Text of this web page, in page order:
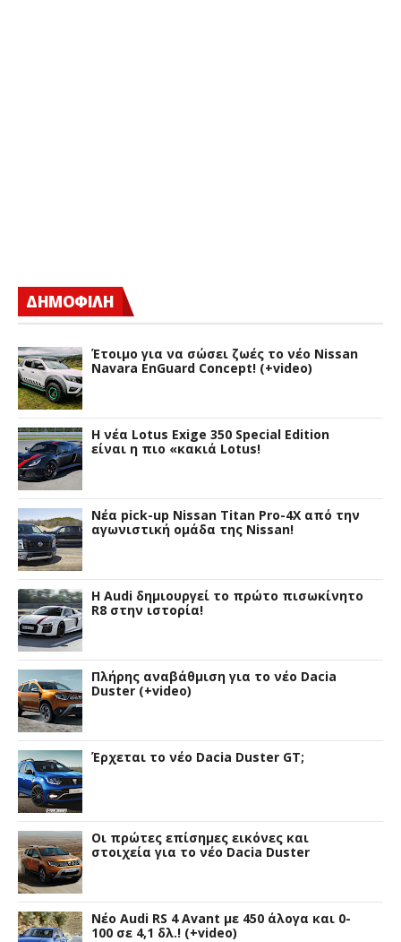
ΔΗΜΟΦΙΛΗ
Έτοιμο για να σώσει ζωές το νέο Nissan
Navara EnGuard Concept! (+video)
H νέα Lotus Exige 350 Special Edition
είναι η πιο «κακιά Lotus!
Νέα pick-up Nissan Titan Pro-4X από την
αγωνιστική ομάδα της Nissan!
Η Audi δημιουργεί το πρώτο πισωκίνητο
R8 στην ιστορία!
Πλήρης αναβάθμιση για το νέο Dacia
Duster (+video)
Έρχεται το νέο Dacia Duster GT;
Οι πρώτες επίσημες εικόνες και
στοιχεία για το νέο Dacia Duster
Νέο Audi RS 4 Avant με 450 άλογα και 0-
100 σε 4,1 δλ.! (+video)